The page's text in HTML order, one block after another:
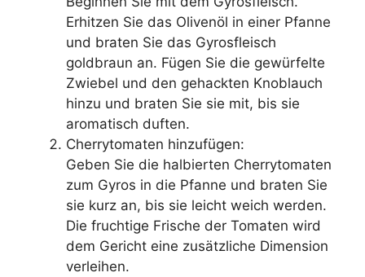
Erhitzen Sie das Olivenöl in einer Pfanne
und braten Sie das Gyrosfleisch
goldbraun an. Fügen Sie die gewürfelte
Zwiebel und den gehackten Knoblauch
hinzu und braten Sie sie mit, bis sie
aromatisch duften.
Cherrytomaten hinzufügen:
Geben Sie die halbierten Cherrytomaten
zum Gyros in die Pfanne und braten Sie
sie kurz an, bis sie leicht weich werden.
Die fruchtige Frische der Tomaten wird
dem Gericht eine zusätzliche Dimension
verleihen.